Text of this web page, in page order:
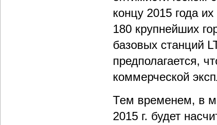
концу 2015 года
180 крупнейших
базовых станций
предполагается,
коммерческой
Тем временем, в
2015 г. будет